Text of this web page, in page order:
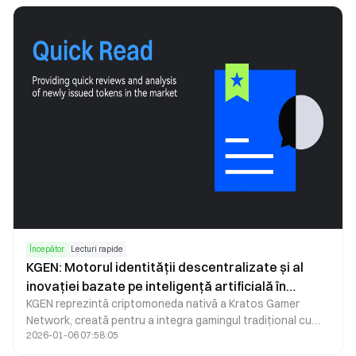
Începător Lecturi rapide
KGEN: Motorul identității descentralizate și al
inovației bazate pe inteligență artificială în
ecosistemul de gaming Web3
KGEN reprezintă criptomoneda nativă a Kratos Gamer
Network, creată pentru a integra gamingul tradițional cu
viitorul descentralizat al Web3. Folosind identitatea
2026-01-06 07:58:05